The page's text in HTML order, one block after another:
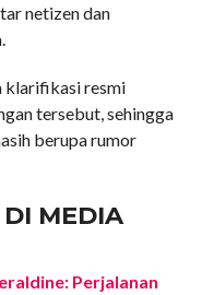
netizen dan
klarifikasi resmi
tersebut, sehingga
berupa rumor
DI MEDIA
Perjalanan